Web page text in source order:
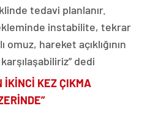
tedavi planlanır.
instabilite, tekrar
omuz, hareket açıklığının
dedi
İKİNCİ KEZ ÇIKMA